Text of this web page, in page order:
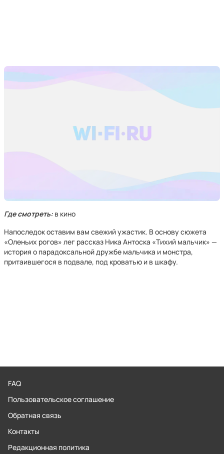
Где смотреть: в кино
Напоследок оставим вам свежий ужастик. В основу сюжета
«Оленьих рогов» лег рассказ Ника Антоска «Тихий мальчик» —
история о парадоксальной дружбе мальчика и монстра,
притаившегося в подвале, под кроватью и в шкафу.
FAQ
Пользовательское соглашение
Обратная связь
Контакты
Редакционная политика